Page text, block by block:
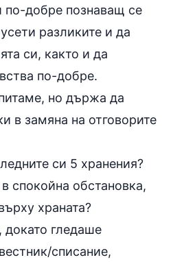
по-добре познаващ се
разликите и да
си, както и да
по-добре.
но държа да
в замяна на отговорите
си 5 хранения?
спокойна обстановка,
храната?
докато гледаше
списание,